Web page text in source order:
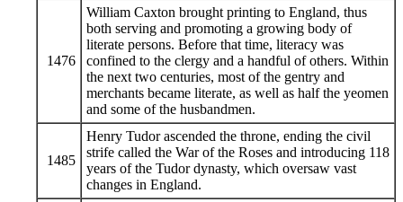
1476
William Caxton brought printing to England, thus
both serving and promoting a growing body of
literate persons. Before that time, literacy was
confined to the clergy and a handful of others. Within
the next two centuries, most of the gentry and
merchants became literate, as well as half the yeomen
and some of the husbandmen.
1485
Henry Tudor ascended the throne, ending the civil
strife called the War of the Roses and introducing 118
years of the Tudor dynasty, which oversaw vast
changes in England.